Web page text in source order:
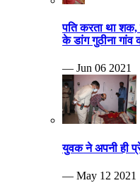
पति करता था शक,
के डांग गुठीना गांव
— Jun 06 2021
युवक ने अपनी ही
— May 12 2021